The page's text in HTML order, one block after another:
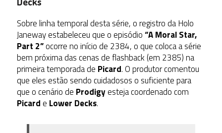
Sobre linha temporal desta série, o registro da Holo
Janeway estabeleceu que o episódio“A Moral Star,
Part 2”ocorre no início de 2384, o que coloca a série
bem próxima das cenas de flashback (em 2385) na
primeira temporada de Picard. O produtor comentou
que eles estão sendo cuidadosos o suficiente para
que o cenário de Prodigyesteja coordenado com
Picarde Lower Decks.